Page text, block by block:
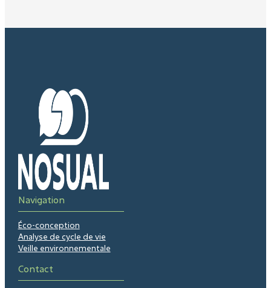
Navigation
Éco-conception
Analyse de cycle de vie
Veille environnementale
Contact